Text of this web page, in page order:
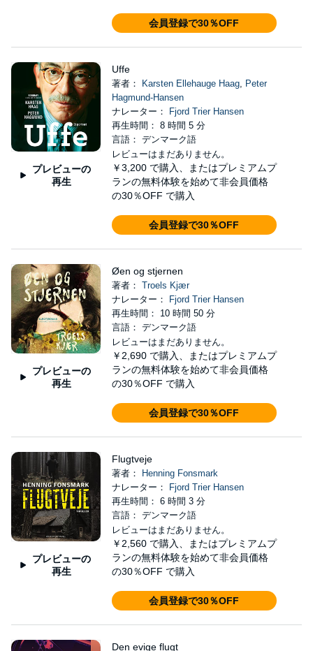
会員登録で30％OFF
プレビューの
再生
Uffe
著者： Karsten Ellehauge Haag, Peter
Hagmund-Hansen
ナレーター：
Fjord Trier Hansen
再生時間： 8 時間 5 分
言語： デンマーク語
レビューはまだありません。
￥3,200 で購入、またはプレミアムプ
ランの無料体験を始めて非会員価格
の30％OFF で購入
会員登録で30％OFF
プレビューの
再生
Øen og stjernen
著者： Troels Kjær
ナレーター：
Fjord Trier Hansen
再生時間： 10 時間 50 分
言語： デンマーク語
レビューはまだありません。
￥2,690 で購入、またはプレミアムプ
ランの無料体験を始めて非会員価格
の30％OFF で購入
会員登録で30％OFF
プレビューの
再生
Flugtveje
著者：
Henning Fonsmark
ナレーター：
Fjord Trier Hansen
再生時間： 6 時間 3 分
言語： デンマーク語
レビューはまだありません。
￥2,560 で購入、またはプレミアムプ
ランの無料体験を始めて非会員価格
の30％OFF で購入
会員登録で30％OFF
Den evige flugt